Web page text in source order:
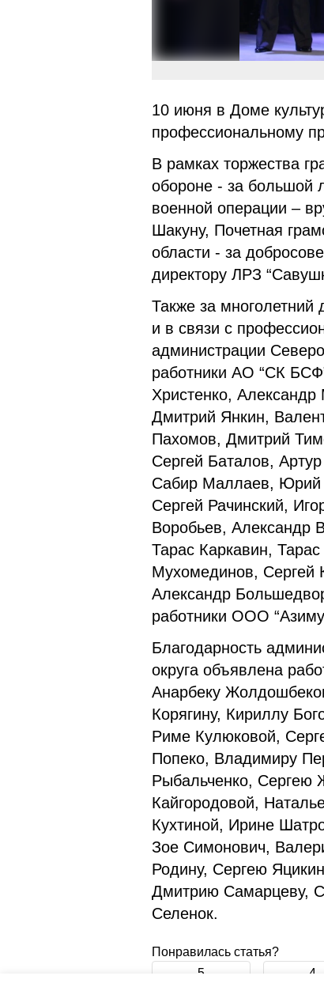
10 июня в Доме
профессиональному
В рамках торжества
обороне - за большой
военной операции –
Шакуну, Почетная
области - за
директору ЛРЗ
Также за многолетний
и в связи с
администрации
работники АО “СК
Христенко,
Дмитрий Янкин,
Пахомов, Дмитрий
Сергей Баталов,
Сабир Маллаев, Юрий
Сергей Рачинский,
Воробьев, Александр
Тарас Каркавин,
Мухомединов, Сергей
Александр
работники ООО
Благодарность
округа объявлена
Анарбеку
Корягину, Кириллу
Риме Кулюковой,
Попеко, Владимиру
Рыбальченко, Сергею
Кайгородовой,
Кухтиной, Ирине
Зое Симонович,
Родину, Сергею
Дмитрию Самарцеву,
Селенок.
Понравилась статья?
5 4